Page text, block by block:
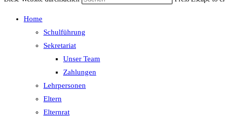
Home
Schulführung
Sekretariat
Unser Team
Zahlungen
Lehrpersonen
Eltern
Elternrat